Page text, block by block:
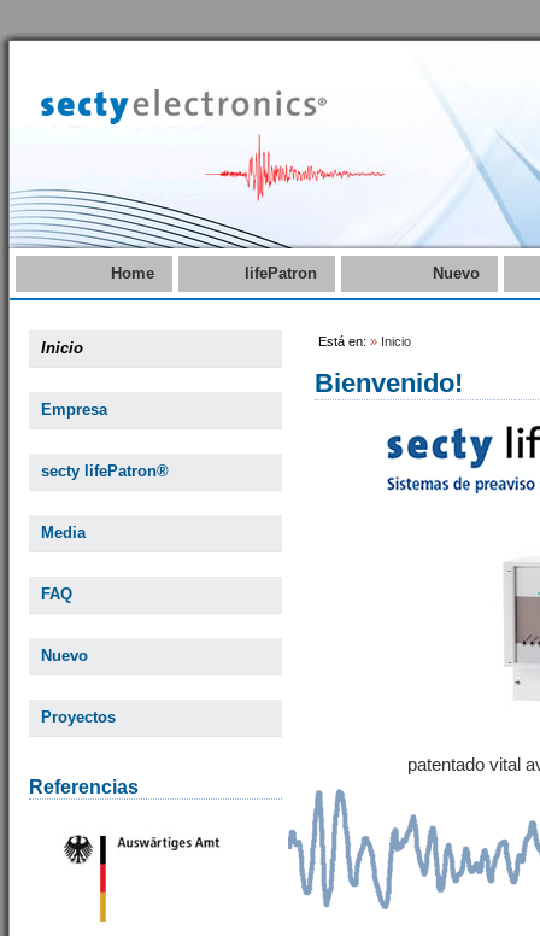
Home lifePatron Nuevo
Inicio
Empresa
secty lifePatron®
Media
FAQ
Nuevo
Proyectos
Referencias
Está en: » Inicio
Bienvenido!
patentado vital